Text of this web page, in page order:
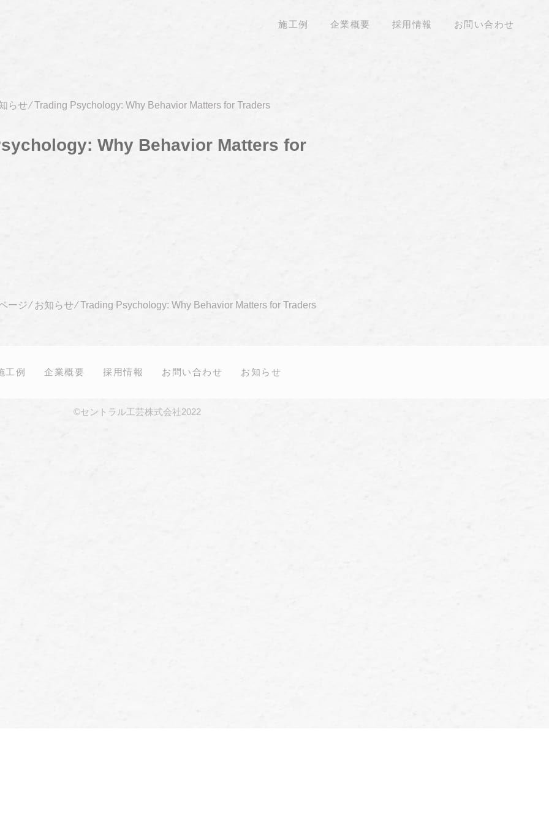
施工例 企業概要 採用情報 お問い合わせ
らせ⁄Trading Psychology: Why Behavior Matters for Traders
Why Behavior Matters for
ージ⁄ お知らせ⁄Trading Psychology: Why Behavior Matters for Traders
工例 企業概要 採用情報 お問い合わせ お知らせ
©セントラル工芸株式会社2022